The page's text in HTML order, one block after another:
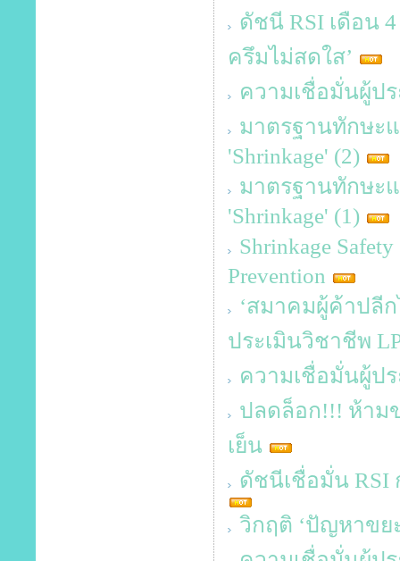
ดัชนี RSI เดือน
ครึมไม่สดใส’
ความเชื่อมั่นผู้ป
มาตรฐานทักษะ
'Shrinkage' (2)
มาตรฐานทักษะ
'Shrinkage' (1)
Shrinkage
Prevention
‘สมาคมผู้ค้าปลี
ประเมินวิชาชีพ
ความเชื่อมั่นผู้ป
ปลดล็อก!!! ห้าม
เย็น
ดัชนีเชื่อมั่น RSI
วิกฤติ ‘ปัญหาขย